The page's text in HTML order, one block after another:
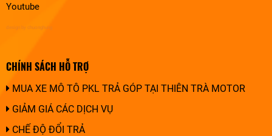
Youtube
design by chuonghung
CHÍNH SÁCH HỖ TRỢ
MUA XE MÔ TÔ PKL TRẢ GÓP TẠI THIÊN TRÀ MOTOR
GIẢM GIÁ CÁC DỊCH VỤ
CHẾ ĐỘ ĐỔI TRẢ